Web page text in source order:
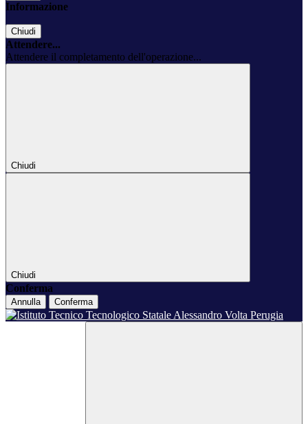
Informazione
Chiudi
Attendere...
Attendere il completamento dell'operazione...
Chiudi
Chiudi
Conferma
Annulla Conferma